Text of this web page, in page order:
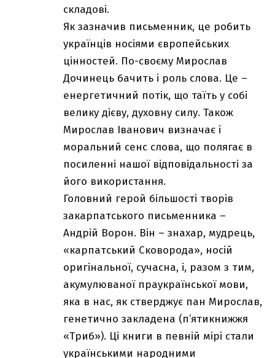
складові.
Як зазначив письменник, це робить
українців носіями європейських
цінностей. По-своєму Мирослав
Дочинець бачить і роль слова. Це –
енергетичний потік, що таїть у собі
велику дієву, духовну силу. Також
Мирослав Іванович визначає і
моральний сенс слова, що полягає в
посиленні нашої відповідальності за
його використання.
Головний герой більшості творів
закарпатського письменника –
Андрій Ворон. Він – знахар, мудрець,
«карпатський Сковорода», носій
оригінальної, сучасна, і, разом з тим,
акумулюваної праукраїнської мови,
яка в нас, як стверджує пан Мирослав,
генетично закладена (п’ятикнижжя
«Триб»). Ці книги в певній мірі стали
українськими народними